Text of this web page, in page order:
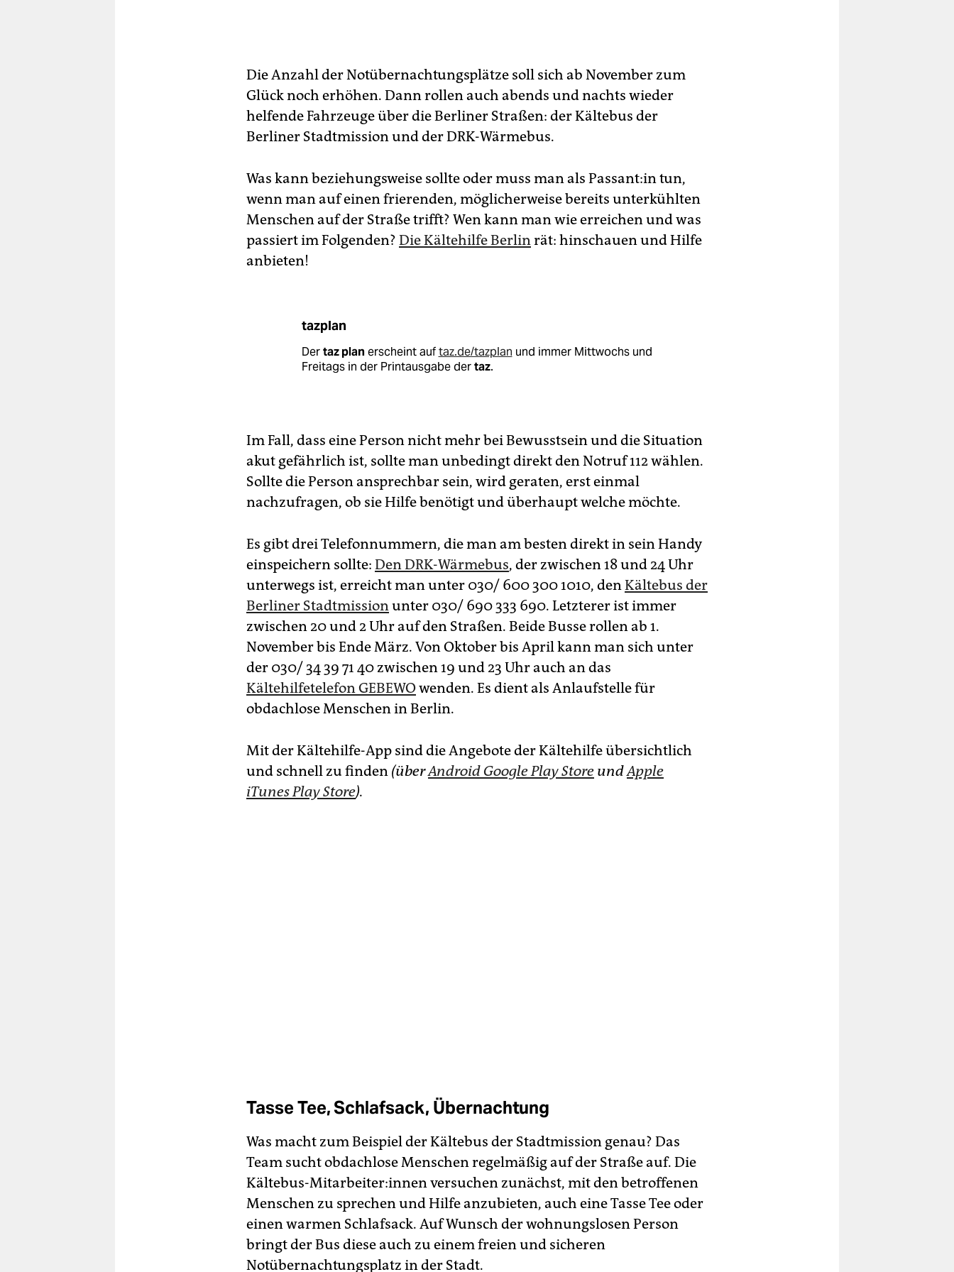
Die Anzahl der Notübernachtungsplätze soll sich ab November zum
Glück noch erhöhen. Dann rollen auch abends und nachts wieder
helfende Fahrzeuge über die Berliner Straßen: der Kältebus der
Berliner Stadtmission und der DRK-Wärmebus.
Was kann beziehungsweise sollte oder muss man als Pas­san­t:in tun,
wenn man auf einen frierenden, möglicherweise bereits unterkühlten
Menschen auf der Straße trifft? Wen kann man wie erreichen und was
passiert im Folgenden? Die Kältehilfe Berlinrät: hinschauen und Hilfe
anbieten!
tazplan
Dertaz planerscheint auftaz.de/tazplan und immer Mittwochs und
Freitags in der Printausgabe dertaz.
Im Fall, dass eine Person nicht mehr bei Bewusstsein und die Situation
akut gefährlich ist, sollte man unbedingt direkt den Notruf 112 wählen.
Sollte die Person ansprechbar sein, wird geraten, erst einmal
nachzufragen, ob sie Hilfe benötigt und überhaupt welche möchte.
Es gibt drei Telefonnummern, die man am besten direkt in sein Handy
einspeichern sollte: Den DRK-Wärmebus, der zwischen 18 und 24 Uhr
unterwegs ist, erreicht man unter 030/ 600 300 1010, denKältebus der
Berliner Stadtmissionunter 030/ 690 333 690. Letzterer ist immer
zwischen 20 und 2 Uhr auf den Straßen. Beide Busse rollen ab 1.
November bis Ende März. Von Oktober bis April kann man sich unter
der 030/ 34 39 71 40 zwischen 19 und 23 Uhr auch an das
Kältehilfetelefon GEBEWOwenden. Es dient als Anlaufstelle für
obdachlose Menschen in Berlin.
Mit der Kältehilfe-App sind die Angebote der Kältehilfe übersichtlich
und schnell zu finden (überAndroid Google Play Store undApple
iTunes Play Store).
Tasse Tee, Schlafsack, Übernachtung
Was macht zum Beispiel der Kältebus der Stadtmission genau? Das
Team sucht obdachlose Menschen regelmäßig auf der Straße auf. Die
Kältebus-Mitarbeiter:innen versuchen zunächst, mit den betroffenen
Menschen zu sprechen und Hilfe anzubieten, auch eine Tasse Tee oder
einen warmen Schlafsack. Auf Wunsch der wohnungslosen Person
bringt der Bus diese auch zu einem freien und sicheren
Notübernachtungsplatz in der Stadt.